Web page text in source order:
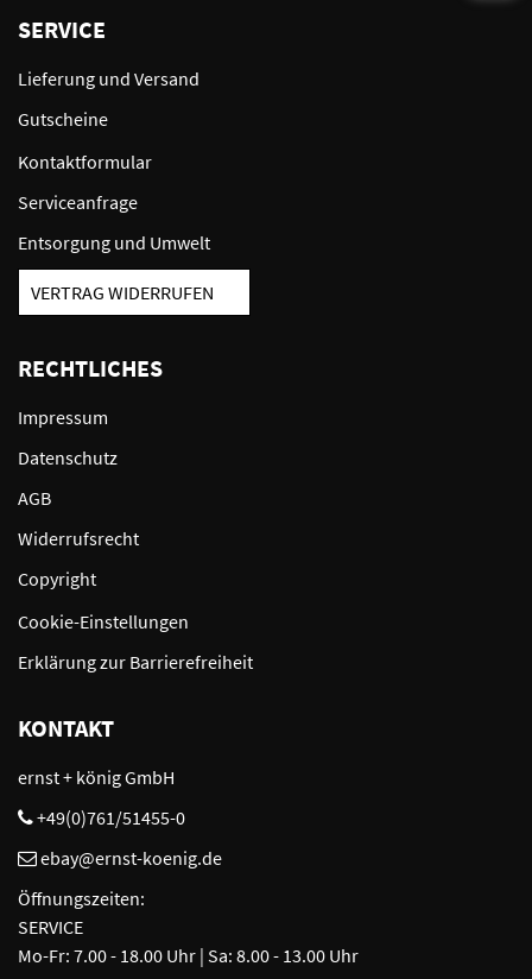
SERVICE
Lieferung und Versand
Gutscheine
Kontaktformular
Serviceanfrage
Entsorgung und Umwelt
VERTRAG WIDERRUFEN
RECHTLICHES
Impressum
Datenschutz
AGB
Widerrufsrecht
Copyright
Cookie-Einstellungen
Erklärung zur Barrierefreiheit
KONTAKT
ernst + könig GmbH
+49(0)761/51455-0
ebay@ernst-koenig.de
Öffnungszeiten:
SERVICE
Mo-Fr: 7.00 - 18.00 Uhr | Sa: 8.00 - 13.00 Uhr